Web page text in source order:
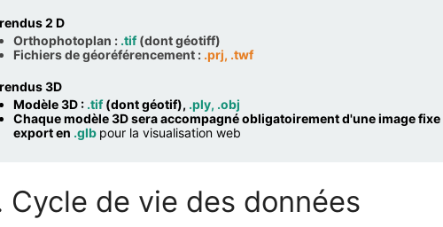
2 D
Orthophotoplan : .tif(dont géotiff)
Fichiers de géoréférencement : .prj, .twf
3D
Modèle 3D : .tif(dont géotif), .ply, .obj
Chaque modèle 3D sera accompagné obligatoirement d'une image fixe
export en .glb pour la visualisation web
Cycle de vie des données